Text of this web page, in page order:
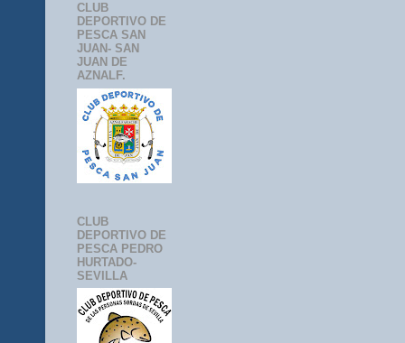
CLUB
DEPORTIVO DE
PESCA SAN
JUAN- SAN
JUAN DE
AZNALF.
CLUB
DEPORTIVO DE
PESCA PEDRO
HURTADO-
SEVILLA